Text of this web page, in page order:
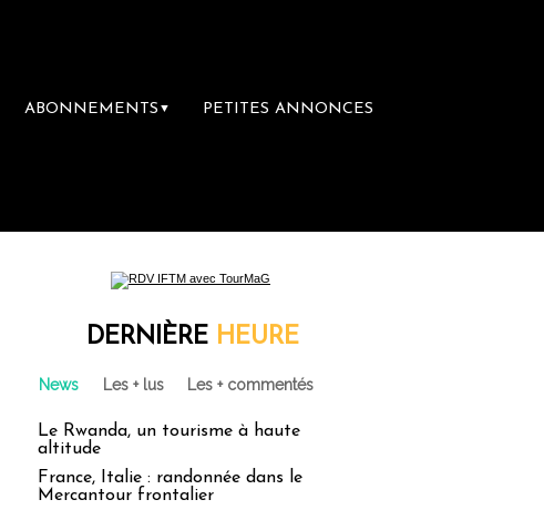
ABONNEMENTS ▼ PETITES ANNONCES
DERNIÈRE HEURE
News Les + lus Les + commentés
Le Rwanda, un tourisme à haute
altitude
France, Italie : randonnée dans le
Mercantour frontalier